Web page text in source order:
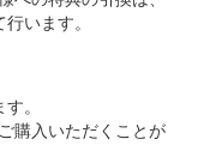
います。
。
購入いただくことが